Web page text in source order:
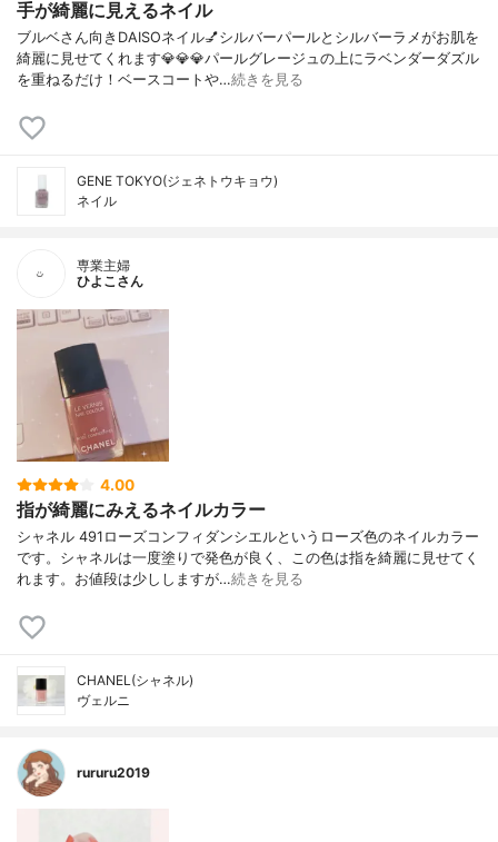
手が綺麗に見えるネイル
ブルベさん向きDAISOネイル💅シルバーパールとシルバーラメがお肌を
綺麗に見せてくれます💎💎💎パールグレージュの上にラベンダーダズル
を重ねるだけ！ベースコートや…続きを見る
GENE TOKYO(ジェネトウキョウ)
ネイル
専業主婦
ひよこさん
4.00
指が綺麗にみえるネイルカラー
シャネル 491ローズコンフィダンシエルというローズ色のネイルカラー
です。シャネルは一度塗りで発色が良く、この色は指を綺麗に見せてく
れます。お値段は少ししますが…続きを見る
CHANEL(シャネル)
ヴェルニ
rururu2019